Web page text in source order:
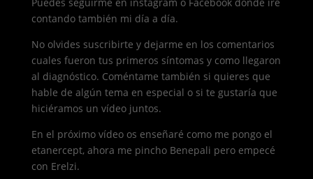
contando también mi día a día.
No olvides suscribirte y dejarme en los comentarios
cuales fueron tus primeros síntomas y como llegaron
al diagnóstico. Coméntame también si quieres que
hable de algún tema en especial o si te gustaría que
hiciéramos un vídeo juntos.
En el próximo vídeo os enseñaré como me pongo el
etanercept, ahora me pincho Benepali pero empecé
con Erelzi.